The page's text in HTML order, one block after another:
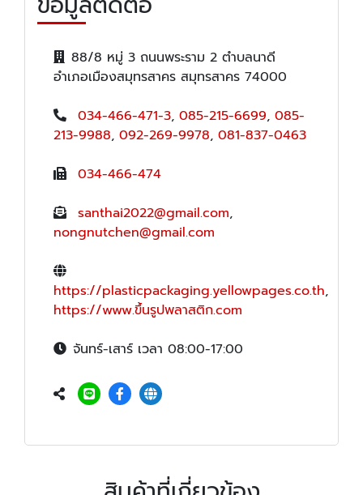
88/8 หมู่ 3 ถนนพระราม 2 ตำบลนาดี
อำเภอเมืองสมุทรสาคร สมุทรสาคร 74000
034-466-471-3, 085-215-6699, 085-
213-9988, 092-269-9978, 081-837-0463
034-466-474
santhai2022@gmail.com,
nongnutchen@gmail.com
https://plasticpackaging.yellowpages.co.th,
https://www.ขึ้นรูปพลาสติก.com
จันทร์-เสาร์ เวลา 08:00-17:00